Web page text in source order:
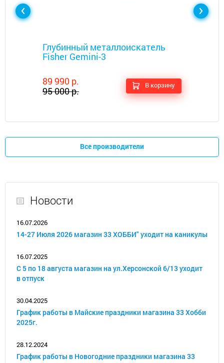
Глубинный металлоискатель
Fisher Gemini-3
89 990 р.
95 000 р.
В корзину
Все производители
Новости
16.07.2026
14-27 Июля 2026 магазин 33 ХОББИ" уходит на каникулы
16.07.2025
С 5 по 18 августа магазин на ул.Херсонской 6/13 уходит
в отпуск
30.04.2025
График работы в Майские праздники магазина 33 Хобби
2025г.
28.12.2024
График работы в Новогодние праздники магазина 33